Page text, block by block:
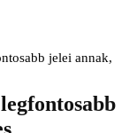
jelei annak,